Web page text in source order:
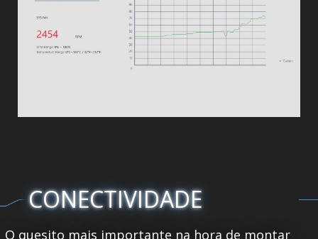
CONECTIVIDADE
O quesito mais importante na hora de montar